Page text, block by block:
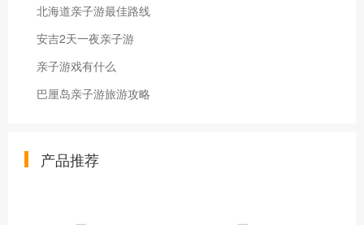
北海道亲子游最佳路线
安吉2天一夜亲子游
亲子游戏有什么
巴厘岛亲子游旅游攻略
产品推荐